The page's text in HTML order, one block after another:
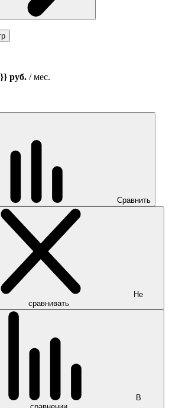
руб. / мес.
Сравнить
Не
сравнивать
В